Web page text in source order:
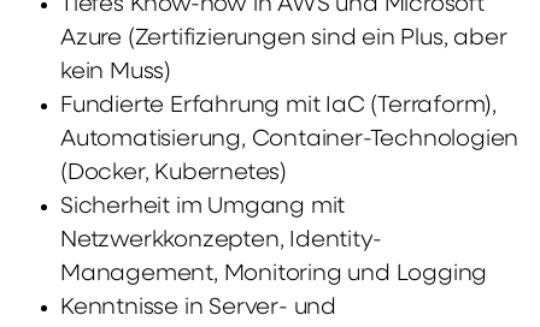
Tiefes Know-how in AWS und Microsoft
Azure (Zertifizierungen sind ein Plus, aber
kein Muss)
Fundierte Erfahrung mit IaC (Terraform),
Automatisierung, Container-Technologien
(Docker, Kubernetes)
Sicherheit im Umgang mit
Netzwerkkonzepten, Identity-
Management, Monitoring und Logging
Kenntnisse in Server- und